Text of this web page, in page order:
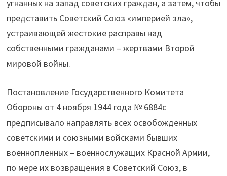
угнанных на запад советских граждан, а затем, чтобы
представить Советский Союз «империей зла»,
устраивающей жестокие расправы над
собственными гражданами – жертвами Второй
мировой войны.
Постановление Государственного Комитета
Обороны от 4 ноября 1944 года № 6884с
предписывало направлять всех освобожденных
советскими и союзными войсками бывших
военнопленных – военнослужащих Красной Армии,
по мере их возвращения в Советский Союз, в